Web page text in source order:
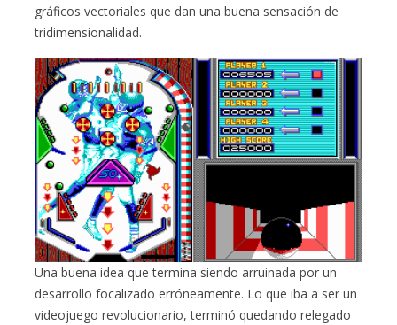
gráficos vectoriales que dan una buena sensación de
tridimensionalidad.
Una buena idea que termina siendo arruinada por un
desarrollo focalizado erróneamente. Lo que iba a ser un
videojuego revolucionario, terminó quedando relegado